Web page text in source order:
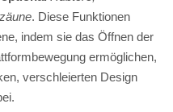
. Diese Funktionen
indem sie das Öffnen der
ermöglichen,
verschleierten Design